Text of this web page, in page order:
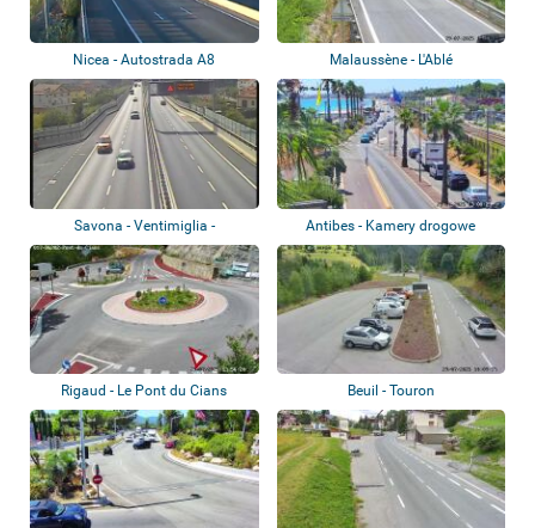
Nicea - Autostrada A8 Malaussène - L'Ablé
Savona - Ventimiglia -
Autostrada A10
Antibes - Kamery drogowe
Rigaud - Le Pont du Cians Beuil - Touron